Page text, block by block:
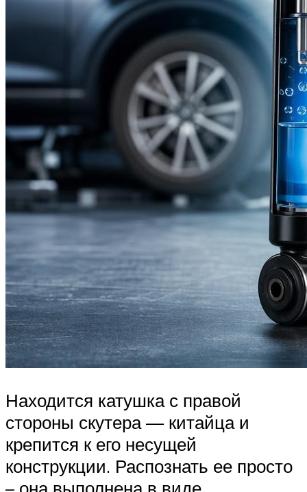
Находится катушка с правой
стороны скутера — китайца и
крепится к его несущей
конструкции. Распознать ее просто